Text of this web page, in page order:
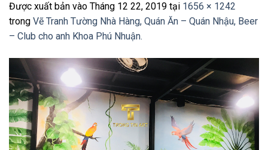
Được xuất bản vào Tháng 12 22, 2019 tại 1656 × 1242
trong Vẽ Tranh Tường Nhà Hàng, Quán Ăn – Quán Nhậu, Beer
– Club cho anh Khoa Phú Nhuận.